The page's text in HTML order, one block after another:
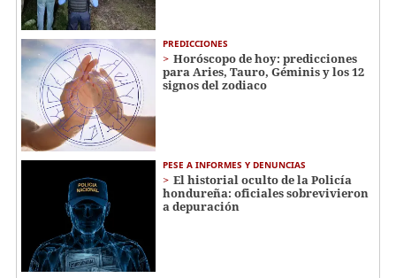
PREDICCIONES
Horóscopo de hoy: predicciones
para Aries, Tauro, Géminis y los 12
signos del zodiaco
PESE A INFORMES Y DENUNCIAS
El historial oculto de la Policía
hondureña: oficiales sobrevivieron
a depuración